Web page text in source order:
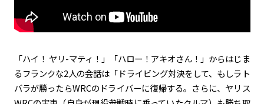
「ハイ！ ヤリ-マティ！」「ハロー！アキオさん！」からはじま
るフランクな2人の会話は「ドライビング対決をして、もしラト
バラが勝ったらWRCのドライバーに復帰する。さらに、ヤリス